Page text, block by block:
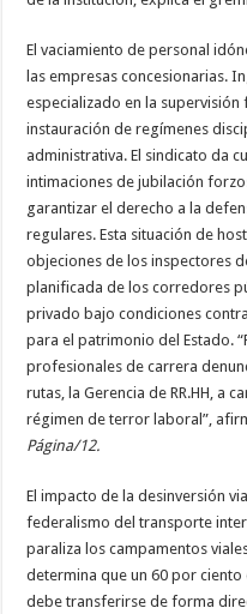
El vaciamiento de personal
las empresas concesionarias.
especializado en la supervisión
instauración de regímenes
administrativa. El sindicato da
intimaciones de jubilación
garantizar el derecho a la
regulares. Esta situación de
objeciones de los inspectores
planificada de los corredores
privado bajo condiciones
para el patrimonio del Estado.
profesionales de carrera
rutas, la Gerencia de RR.HH, a
régimen de terror laboral”,
Página/12.
El impacto de la desinversión
federalismo del transporte
paraliza los campamentos
determina que un 60 por
debe transferirse de forma